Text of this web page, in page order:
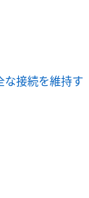
接続を維持す